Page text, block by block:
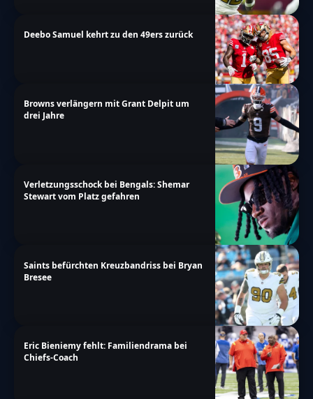
Deebo Samuel kehrt zu den 49ers zurück
Browns verlängern mit Grant Delpit um
drei Jahre
Verletzungsschock bei Bengals: Shemar
Stewart vom Platz gefahren
Saints befürchten Kreuzbandriss bei Bryan
Bresee
Eric Bieniemy fehlt: Familiendrama bei
Chiefs-Coach